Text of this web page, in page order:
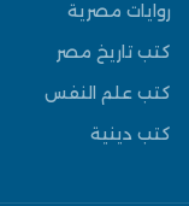
روايات مصرية
كتب تاريخ مصر
كتب علم النفس
كتب دينية